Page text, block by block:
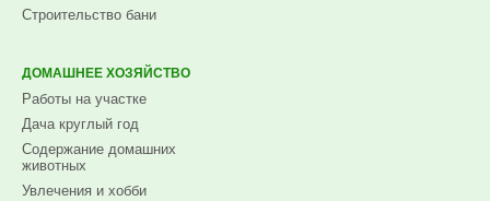
Строительство бани
ДОМАШНЕЕ ХОЗЯЙСТВО
Работы на участке
Дача круглый год
Содержание домашних
животных
Увлечения и хобби